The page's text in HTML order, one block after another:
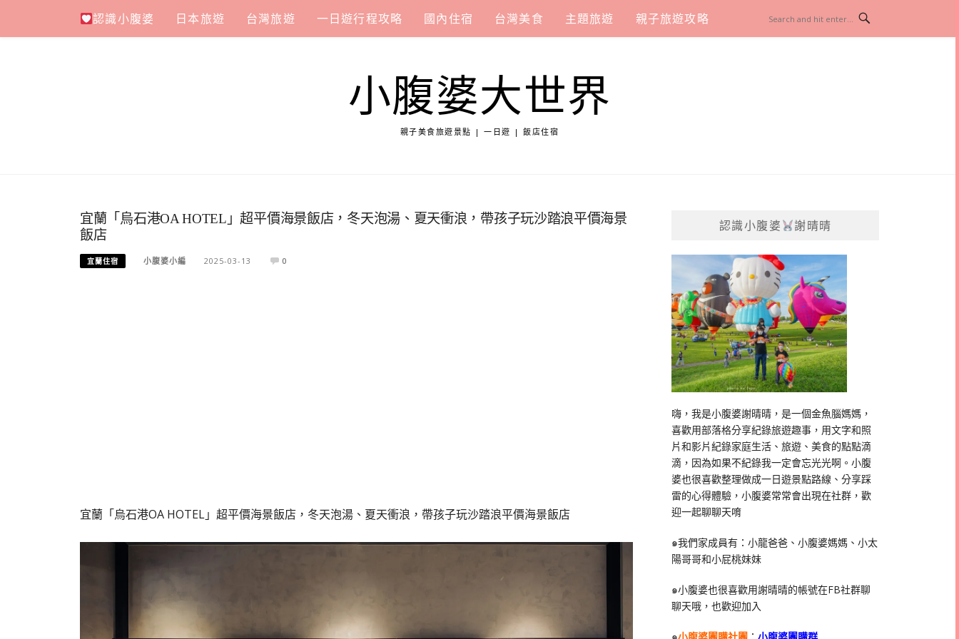
content
認識小腹婆 日本旅遊 台灣旅遊 一日遊行程攻略 國內住宿 台灣美食 主題旅遊 親子旅遊攻略
小腹婆大世界
親子美食旅遊景點 | 一日遊 | 飯店住宿
宜蘭「烏石港OA HOTEL」超平價海景飯店，冬天泡湯、夏天衝浪，帶孩子玩沙踏浪平價海景
飯店
宜蘭住宿 小腹婆小編 2025-03-13 0
宜蘭「烏石港OA HOTEL」超平價海景飯店，冬天泡湯、夏天衝浪，帶孩子玩沙踏浪平價海景飯店
認識小腹婆 謝晴晴
嗨，我是小腹婆謝晴晴，是一個金魚腦媽媽，
喜歡用部落格分享紀錄旅遊趣事，用文字和照
片和影片紀錄家庭生活、旅遊、美食的點點滴
滴，因為如果不紀錄我一定會忘光光啊。小腹
婆也很喜歡整理做成一日遊景點路線、分享踩
雷的心得體驗，小腹婆常常會出現在社群，歡
迎一起聊聊天唷
๑我們家成員有：小龍爸爸、小腹婆媽媽、小太
陽哥哥和小屁桃妹妹
๑小腹婆也很喜歡用謝晴晴的帳號在FB社群聊
聊天哦，也歡迎加入